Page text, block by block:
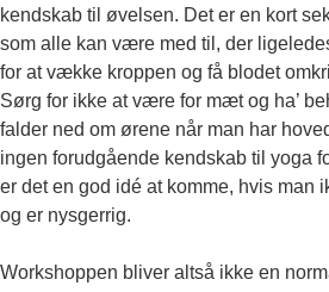
kendskab til øvelsen. Det er en kort
som alle kan være med til, der
for at vække kroppen og få blodet
Sørg for ikke at være for mæt og ha’
falder ned om ørene når man har
ingen forudgående kendskab til yoga
er det en god idé at komme, hvis man
og er nysgerrig.
Workshoppen bliver altså ikke en